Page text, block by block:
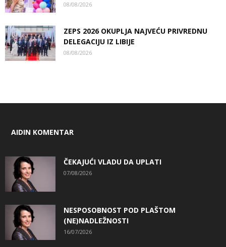
08/08/2026
ZEPS 2026 OKUPLJA NAJVEĆU PRIVREDNU
DELEGACIJU IZ LIBIJE
08/08/2026
AIDIN KOMENTAR
ČEKAJUĆI VLADU DA UPLATI
07/08/2026
NESPOSOBNOST POD PLAŠTOM
(NE)NADLEŽNOSTI
16/07/2026